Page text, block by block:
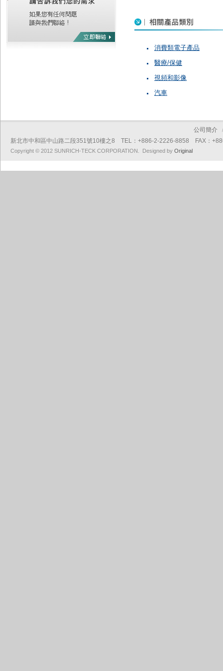
消費類電子產品
醫療/保健
視頻和影像
汽車
公司簡介 /
新北市中和區中山路二段351號10樓之8 TEL：+886-2-2226-8858 FAX：
Copyright © 2012 SUNRICH-TECK CORPORATION. Designed by Original